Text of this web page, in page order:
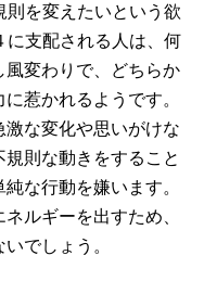
を変えたいという欲
支配される人は、何
風変わりで、どちらか
惹かれるようです。
な変化や思いがけな
則な動きをすること
な行動を嫌います。
ルギーを出すため、
でしょう。